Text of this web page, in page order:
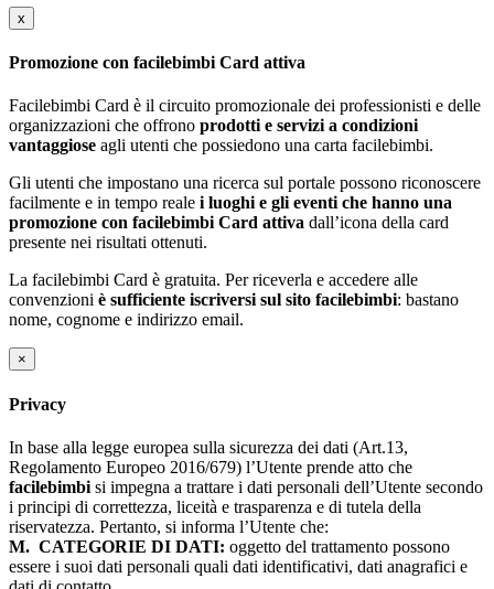
x
Promozione con facilebimbi Card attiva
Facilebimbi Card è il circuito promozionale dei professionisti e delle
organizzazioni che offrono prodotti e servizi a condizioni
vantaggiose agli utenti che possiedono una carta facilebimbi.
Gli utenti che impostano una ricerca sul portale possono riconoscere
facilmente e in tempo reale i luoghi e gli eventi che hanno una
promozione con facilebimbi Card attiva dall’icona della card
presente nei risultati ottenuti.
La facilebimbi Card è gratuita. Per riceverla e accedere alle
convenzioni è sufficiente iscriversi sul sito facilebimbi: bastano
nome, cognome e indirizzo email.
×
Privacy
In base alla legge europea sulla sicurezza dei dati (Art.13,
Regolamento Europeo 2016/679) l’Utente prende atto che
facilebimbi si impegna a trattare i dati personali dell’Utente secondo
i principi di correttezza, liceità e trasparenza e di tutela della
riservatezza. Pertanto, si informa l’Utente che:
M. CATEGORIE DI DATI: oggetto del trattamento possono
essere i suoi dati personali quali dati identificativi, dati anagrafici e